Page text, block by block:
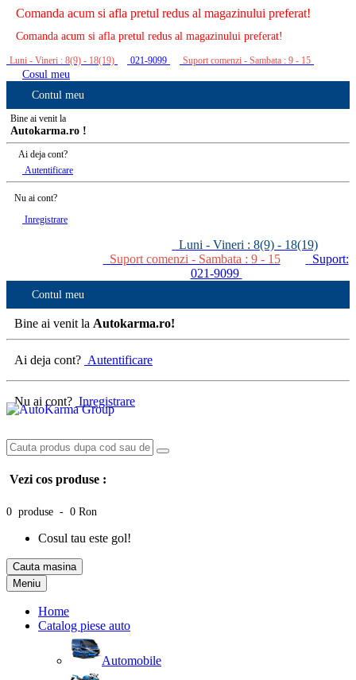
Comanda acum si afla pretul redus al magazinului preferat!
Comanda acum si afla pretul redus al magazinului preferat!
Luni - Vineri : 8(9) - 18(19) 021-9099 Suport comenzi - Sambata : 9 - 15
Cosul meu
Contul meu
Bine ai venit la
Autokarma.ro !
Ai deja cont?
Autentificare
Nu ai cont?
Inregistrare
Luni - Vineri : 8(9) - 18(19)
Suport comenzi - Sambata : 9 - 15
Suport:
021-9099
Contul meu
Bine ai venit la Autokarma.ro!
Ai deja cont? Autentificare
Nu ai cont? Inregistrare
Vezi cos produse :
0 produse - 0 Ron
Cosul tau este gol!
Cauta masina
Meniu
Home
Catalog piese auto
Automobile